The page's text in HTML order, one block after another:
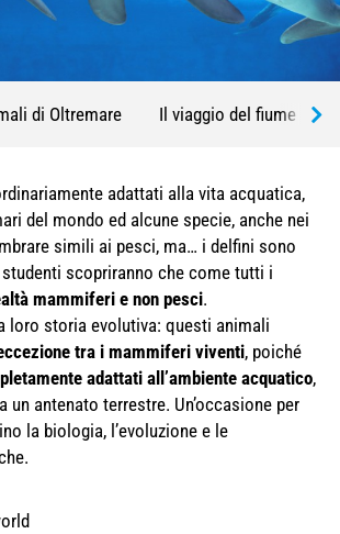
di Oltremare Il viaggio del fiume
adattati alla vita acquatica,
del mondo ed alcune specie, anche nei
simili ai pesci, ma… i delfini sono
scopriranno che come tutti i
mammiferi e non pesci.
loro storia evolutiva: questi animali
tra i mammiferi viventi, poiché
adattati all’ambiente acquatico,
un antenato terrestre. Un’occasione per
la biologia, l’evoluzione e le